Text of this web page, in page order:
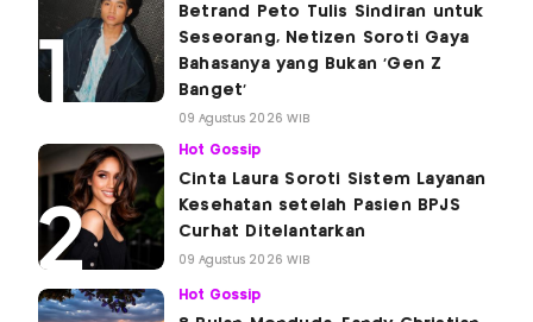
Betrand Peto Tulis Sindiran untuk
Seseorang, Netizen Soroti Gaya
Bahasanya yang Bukan 'Gen Z
Banget'
09 Agustus 2026 WIB
Hot Gossip
Cinta Laura Soroti Sistem Layanan
Kesehatan setelah Pasien BPJS
Curhat Ditelantarkan
09 Agustus 2026 WIB
Hot Gossip